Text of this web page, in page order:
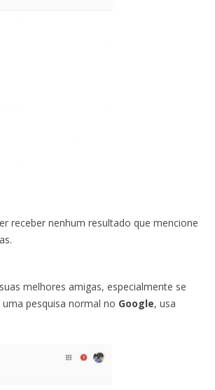
receber nenhum resultado que mencione
melhores amigas, especialmente se
pesquisa normal no Google, usa